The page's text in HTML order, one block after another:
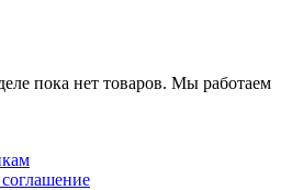
пока нет товаров. Мы работаем